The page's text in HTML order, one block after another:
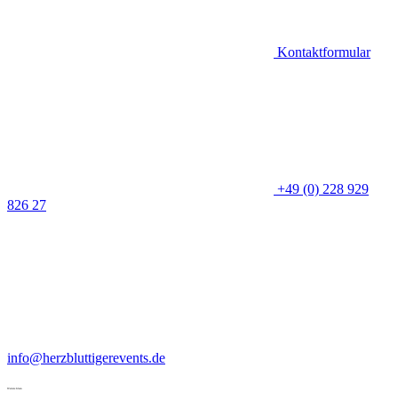
Kontaktformular
+49 (0) 228 929
826 27
info@herzbluttigerevents.de
Weitere Ideen